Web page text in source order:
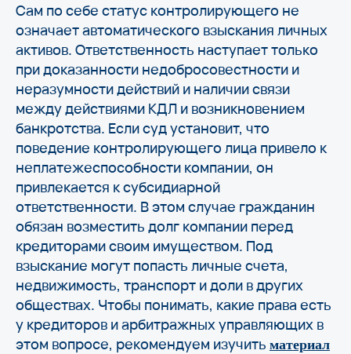
Сам по себе статус контролирующего не
означает автоматического взыскания личных
активов. Ответственность наступает только
при доказанности недобросовестности и
неразумности действий и наличии связи
между действиями КДЛ и возникновением
банкротства. Если суд установит, что
поведение контролирующего лица привело к
неплатежеспособности компании, он
привлекается к субсидиарной
ответственности. В этом случае гражданин
обязан возместить долг компании перед
кредиторами своим имуществом. Под
взыскание могут попасть личные счета,
недвижимость, транспорт и доли в других
обществах. Чтобы понимать, какие права есть
у кредиторов и арбитражных управляющих в
этом вопросе, рекомендуем изучить материал